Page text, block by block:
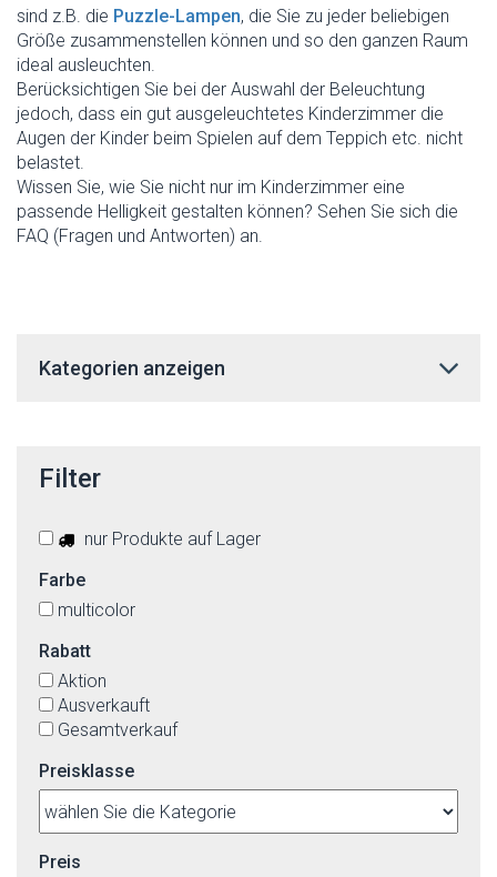
sind z.B. die Puzzle-Lampen, die Sie zu jeder beliebigen
Größe zusammenstellen können und so den ganzen Raum
ideal ausleuchten.
Berücksichtigen Sie bei der Auswahl der Beleuchtung
jedoch, dass ein gut ausgeleuchtetes Kinderzimmer die
Augen der Kinder beim Spielen auf dem Teppich etc. nicht
belastet.
Wissen Sie, wie Sie nicht nur im Kinderzimmer eine
passende Helligkeit gestalten können? Sehen Sie sich die
FAQ (Fragen und Antworten) an.
Kategorien anzeigen
Filter
nur Produkte auf Lager
Farbe
multicolor
Rabatt
Aktion
Ausverkauft
Gesamtverkauf
Preisklasse
Preis